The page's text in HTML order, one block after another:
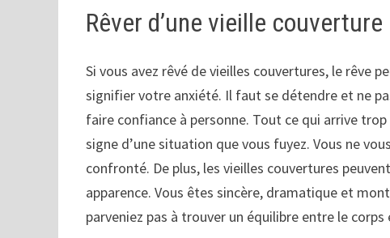
Rêver d’une vieille couverture
Si vous avez rêvé de vieilles couvertures, le rêve
signifier votre anxiété. Il faut se détendre et ne
faire confiance à personne. Tout ce qui arrive
signe d’une situation que vous fuyez. Vous ne
confronté. De plus, les vieilles couvertures
apparence. Vous êtes sincère, dramatique et
parveniez pas à trouver un équilibre entre le corps